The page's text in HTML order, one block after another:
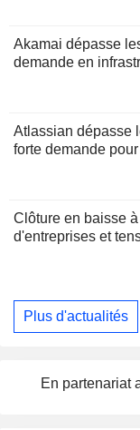
Akamai dépasse
demande en
Atlassian dépasse
forte demande
Clôture en baisse
d'entreprises et
Plus d'actualités
En partenariat